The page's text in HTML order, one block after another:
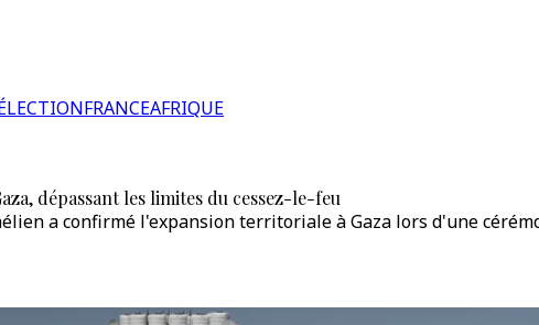
FRANCEAFRIQUE
dépassant les limites du cessez-le-feu
a confirmé l'expansion territoriale à Gaza lors d'une